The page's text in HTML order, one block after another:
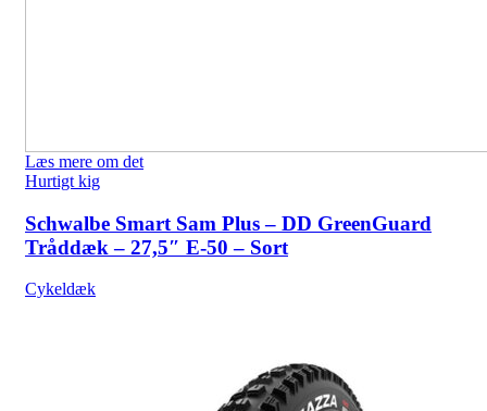
Læs mere om det
Hurtigt kig
Schwalbe Smart Sam Plus – DD GreenGuard
Tråddæk – 27,5″ E-50 – Sort
Cykeldæk